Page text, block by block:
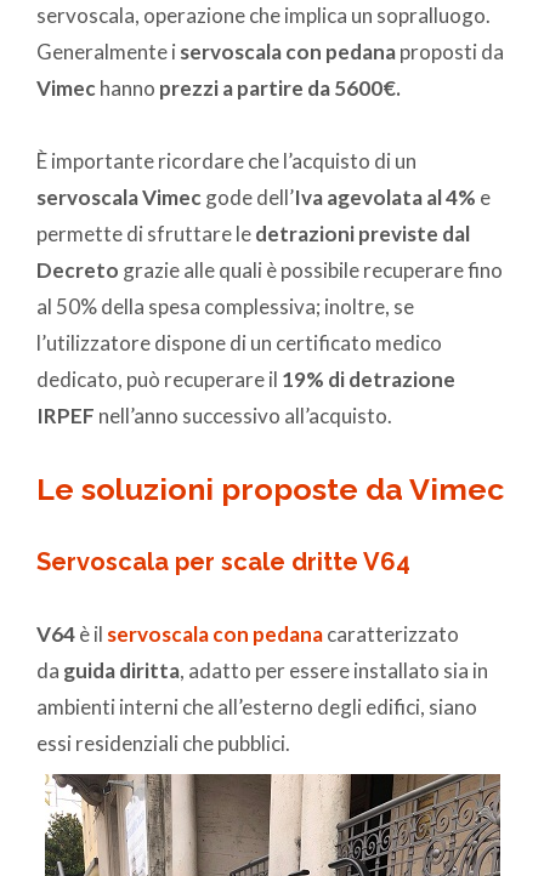
servoscala, operazione che implica un sopralluogo.
Generalmente i servoscala con pedanaproposti da
Vimechanno prezzi a partire da 5600€.
È importante ricordare che l’acquisto di un
servoscala Vimecgode dell’Iva agevolata al 4% e
permette di sfruttare ledetrazioni previste dal
Decreto grazie alle quali è possibile recuperare fino
al 50% della spesa complessiva; inoltre, se
l’utilizzatore dispone di un certificato medico
dedicato, può recuperare il 19% di detrazione
IRPEF nell’anno successivo all’acquisto.
Le soluzioni proposte da Vimec
Servoscala per scale dritte V64
V64è il servoscala con pedanacaratterizzato
da guida diritta, adatto per essere installato sia in
ambienti interni che all’esterno degli edifici, siano
essi residenziali che pubblici.